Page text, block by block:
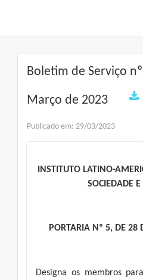
Boletim de Serviço
Março de 2023
Publicado em: 29/03/2023
INSTITUTO LATINO-
SOCIEDADE
PORTARIA Nº 5, DE 28
Designa os membros